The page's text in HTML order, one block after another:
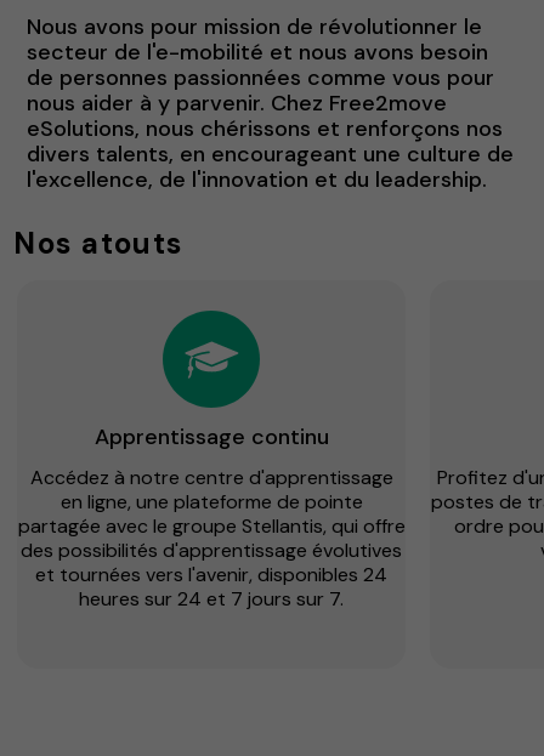
Nous avons pour mission de révolutionner le
secteur de l'e-mobilité et nous avons besoin
de personnes passionnées comme vous pour
nous aider à y parvenir. Chez Free2move
eSolutions, nous chérissons et renforçons nos
divers talents, en encourageant une culture de
l'excellence, de l'innovation et du leadership.
Nos atouts
Apprentissage continu
Accédez à notre centre d'apprentissage
en ligne, une plateforme de pointe
partagée avec le groupe Stellantis, qui offre
des possibilités d'apprentissage évolutives
et tournées vers l'avenir, disponibles 24
heures sur 24 et 7 jours sur 7.
Profitez
postes de
ordre